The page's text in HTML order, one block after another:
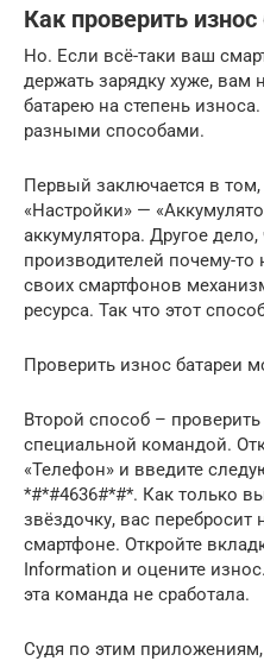
Как проверить
Но. Если всё-таки ваш
держать зарядку хуже, вам
батарею на степень
разными способами.
Первый заключается в
«Настройки» —
аккумулятора. Другое
производителей почему-
своих смартфонов
ресурса. Так что этот
Проверить износ батареи
Второй способ –
специальной командой.
«Телефон» и введите
*#*#4636#*#*. Как только
звёздочку, вас
смартфоне. Откройте
Information и оцените
эта команда не сработала.
Судя по этим